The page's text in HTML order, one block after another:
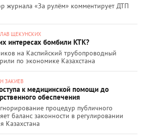
журнала «За рулём» комментирует ДТП
ЩЕКУНСКИХ
интересах бомбили КТК?
на Каспийский трубопроводный
по экономике Казахстана
ЗАКИЕВ
к медицинской помощи до
обеспечения
процедур публичного
баланс законности в регулировании
Казахстана